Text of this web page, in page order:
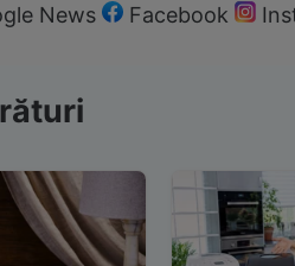
News Facebook